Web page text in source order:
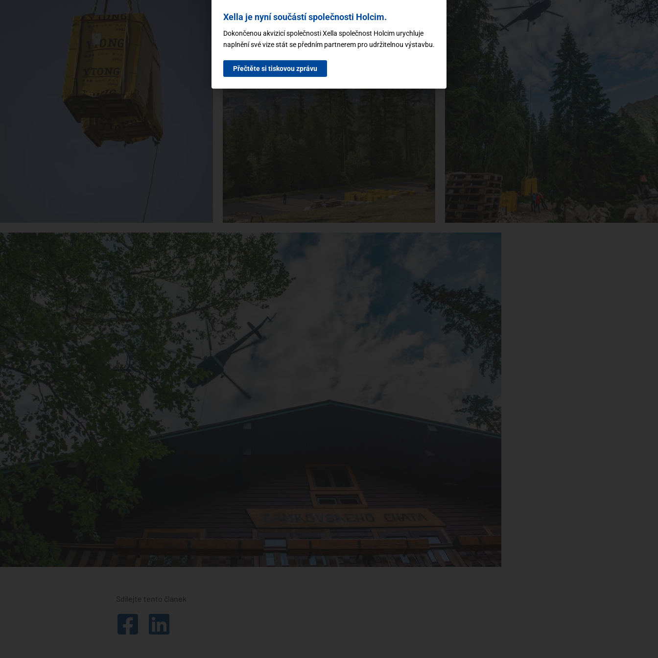
Sdílejte tento článek
Xella je nyní součástí společnosti Holcim.
Dokončenou akvizicí společnosti Xella společnost Holcim urychluje
naplnění své vize stát se předním partnerem pro udržitelnou výstavbu.
Přečtěte si tiskovou zprávu